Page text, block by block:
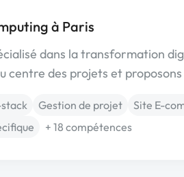
à Paris
dans la transformation
centre des projets et
Gestion de projet Site E-
+ 18 compétences